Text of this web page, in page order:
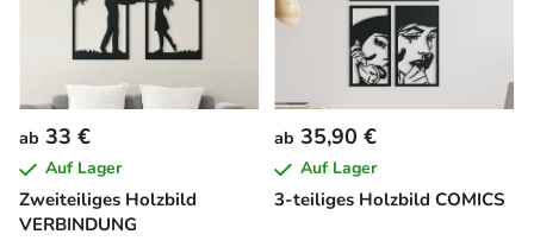
Zweiteiliges Holzbild
VERBINDUNG
ab 33 €
Auf Lager
3-teiliges Holzbild COMICS
ab 35,90 €
Auf Lager